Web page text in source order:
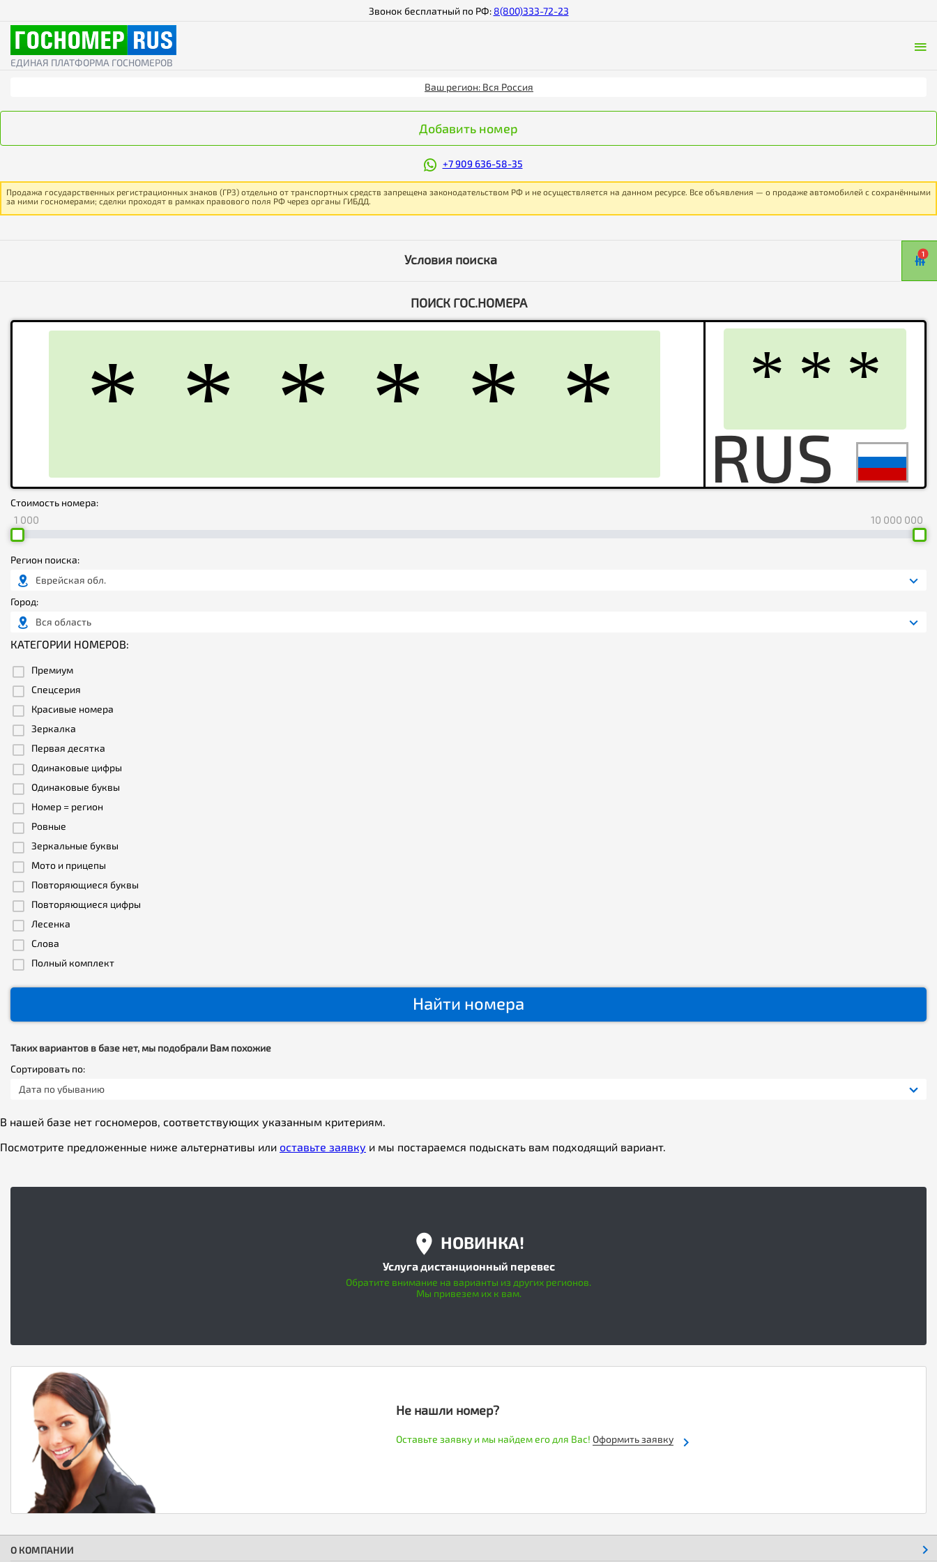
Звонок бесплатный по РФ: 8(800)333-72-23
ЕДИНАЯ ПЛАТФОРМА ГОСНОМЕРОВ
Ваш регион: Вся Россия
Добавить номер
+7 909 636-58-35
Продажа государственных регистрационных знаков (ГРЗ) отдельно от транспортных средств запрещена законодательством РФ и не осуществляется на данном ресурсе. Все объявления — о продаже автомобилей с сохранёнными
за ними госномерами; сделки проходят в рамках правового поля РФ через органы ГИБДД.
Условия поиска 1
ПОИСК ГОС.НОМЕРА
Стоимость номера:
1 000 10 000 000
Регион поиска:
Еврейская обл.
Город:
Вся область
КАТЕГОРИИ НОМЕРОВ:
Премиум
Спецсерия
Красивые номера
Зеркалка
Первая десятка
Одинаковые цифры
Одинаковые буквы
Номер = регион
Ровные
Зеркальные буквы
Мото и прицепы
Повторяющиеся буквы
Повторяющиеся цифры
Лесенка
Слова
Полный комплект
Найти номера
Таких вариантов в базе нет, мы подобрали Вам похожие
Сортировать по:
Дата по убыванию
В нашей базе нет госномеров, соответствующих указанным критериям.
Посмотрите предложенные ниже альтернативы или оставьте заявку и мы постараемся подыскать вам подходящий вариант.
НОВИНКА!
Услуга дистанционный перевес
Обратите внимание на варианты из других регионов.
Мы привезем их к вам.
Не нашли номер?
Оставьте заявку и мы найдем его для Вас! Оформить заявку
О КОМПАНИИ